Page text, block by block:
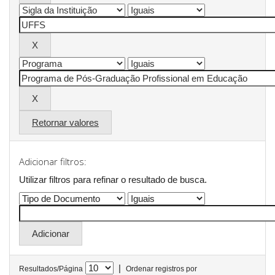
Retornar valores
Adicionar filtros:
Utilizar filtros para refinar o resultado de busca.
Resultados/Página |
Ordenar registros por